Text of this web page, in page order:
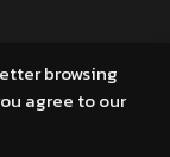
browsing
agree to our